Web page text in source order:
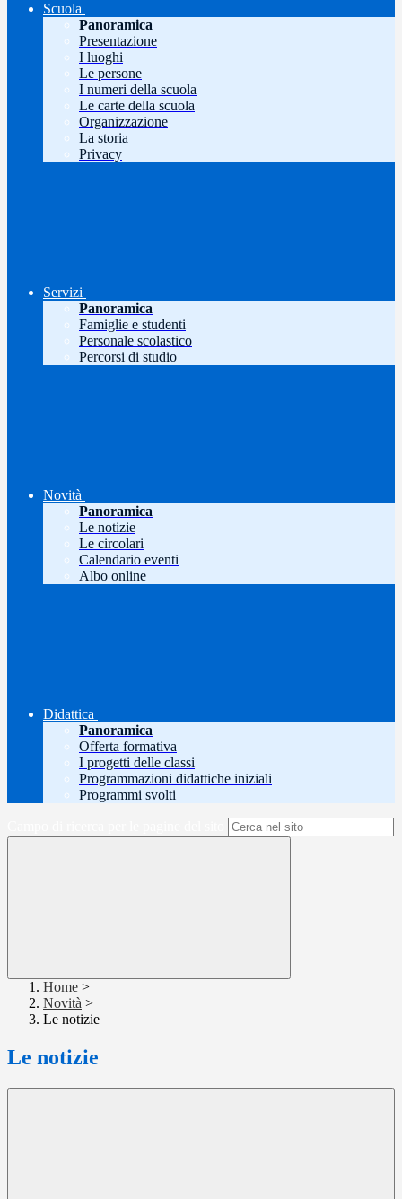
Scuola
Panoramica
Presentazione
I luoghi
Le persone
I numeri della scuola
Le carte della scuola
Organizzazione
La storia
Privacy
Servizi
Panoramica
Famiglie e studenti
Personale scolastico
Percorsi di studio
Novità
Panoramica
Le notizie
Le circolari
Calendario eventi
Albo online
Didattica
Panoramica
Offerta formativa
I progetti delle classi
Programmazioni didattiche iniziali
Programmi svolti
Home >
Novità >
Le notizie
Le notizie